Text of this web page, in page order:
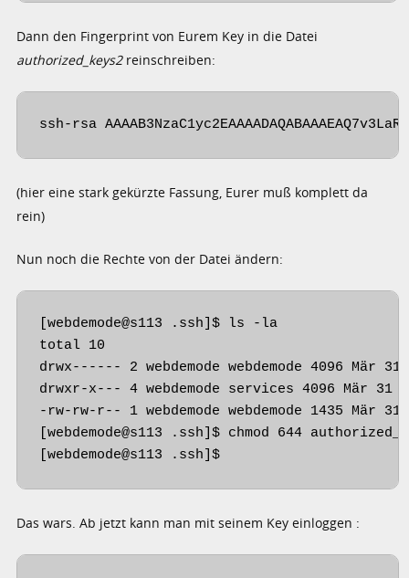
Dann den Fingerprint von Eurem Key in die Datei
authorized_keys2reinschreiben:
ssh-rsa
(hier eine stark gekürzte Fassung, Eurer muß komplett da
rein)
Nun noch die Rechte von der Datei ändern:
[webdemode@s113 .ssh]$ ls -la
total 10
drwx------ 2 webdemode webdemode 4096 Mär
drwxr-x--- 4 webdemode services 4096 Mär 31
-rw-rw-r-- 1 webdemode webdemode 1435 Mär
[webdemode@s113 .ssh]$ chmod 644
[webdemode@s113 .ssh]$
Das wars. Ab jetzt kann man mit seinem Key einloggen :